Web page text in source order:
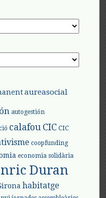
aureasocial
autogestión
calafouCIC CIC
coopfunding
economia solidària
Duran
habitatge